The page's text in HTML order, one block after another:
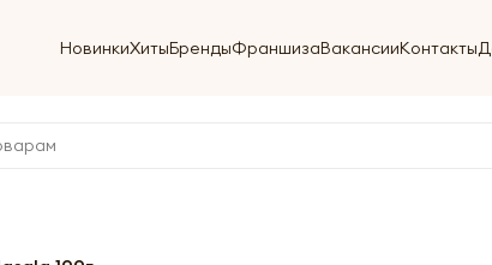
НовинкиХитыБрендыФраншизаВакансииКонтакты